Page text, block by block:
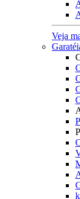
Veja